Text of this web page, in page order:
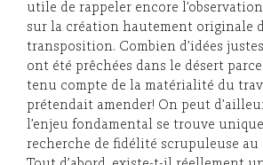
utile de rappeler encore
sur la création hautement originale
transposition. Combien d’idées
ont été prêchées dans le désert parce
tenu compte de la matérialité du
prétendait amender! On peut
l’enjeu fondamental se trouve
recherche de fidélité scrupuleuse au